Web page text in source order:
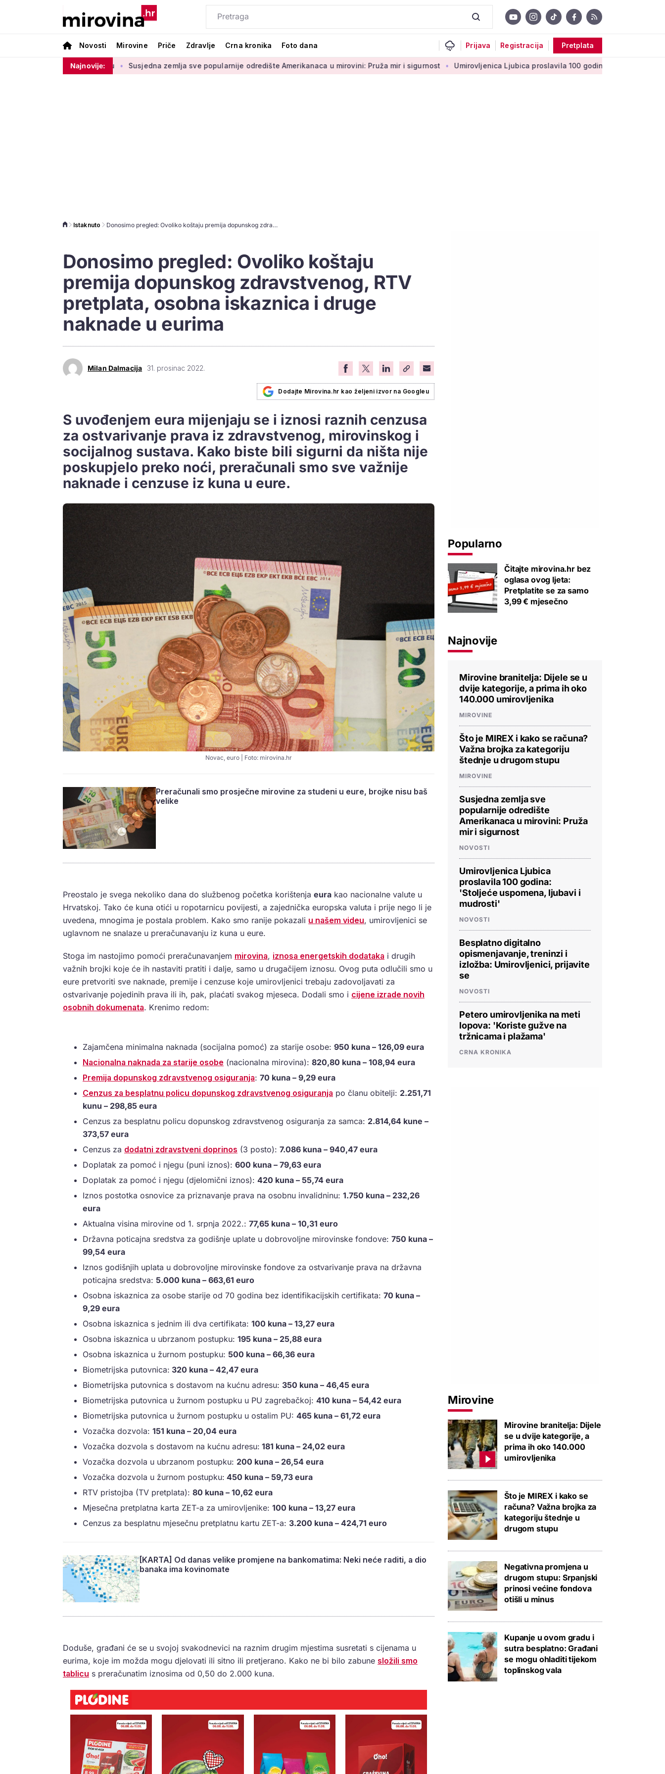
Novosti Mirovine Priče Zdravlje Crna kronika Foto dana Prijava Registracija Pretplata
Najnovije:
Susjedna zemlja sve popularnije odredište Amerikanaca u mirovini: Pruža mir i sigurnost Umirovljenica Ljubica proslavila 100 godina: 'Stoljeće uspomena, ljubavi
Istaknuto Donosimo pregled: Ovoliko koštaju premija dopunskog zdravstvenog, RTV pretplata, osobna iskaznica i druge naknade u eurima
Donosimo pregled: Ovoliko koštaju
premija dopunskog zdravstvenog, RTV
pretplata, osobna iskaznica i druge
naknade u eurima
Milan Dalmacija 31. prosinac 2022.
Dodajte Mirovina.hr kao željeni izvor na Googleu
S uvođenjem eura mijenjaju se i iznosi raznih cenzusa
za ostvarivanje prava iz zdravstvenog, mirovinskog i
socijalnog sustava. Kako biste bili sigurni da ništa nije
poskupjelo preko noći, preračunali smo sve važnije
naknade i cenzuse iz kuna u eure.
Novac, euro | Foto: mirovina.hr
Preračunali smo prosječne mirovine za studeni u eure, brojke nisu baš
velike
Preostalo je svega nekoliko dana do službenog početka korištenja eura kao nacionalne valute u
Hrvatskoj. Tako će kuna otići u ropotarnicu povijesti, a zajednička europska valuta i prije nego li je
uvedena, mnogima je postala problem. Kako smo ranije pokazali u našem videu, umirovljenici se
uglavnom ne snalaze u preračunavanju iz kuna u eure.
Stoga im nastojimo pomoći preračunavanjem mirovina, iznosa energetskih dodataka i drugih
važnih brojki koje će ih nastaviti pratiti i dalje, samo u drugačijem iznosu. Ovog puta odlučili smo u
eure pretvoriti sve naknade, premije i cenzuse koje umirovljenici trebaju zadovoljavati za
ostvarivanje pojedinih prava ili ih, pak, plaćati svakog mjeseca. Dodali smo i cijene izrade novih
osobnih dokumenata. Krenimo redom:
Zajamčena minimalna naknada (socijalna pomoć) za starije osobe: 950 kuna – 126,09 eura
Nacionalna naknada za starije osobe (nacionalna mirovina): 820,80 kuna – 108,94 eura
Premija dopunskog zdravstvenog osiguranja: 70 kuna – 9,29 eura
Cenzus za besplatnu policu dopunskog zdravstvenog osiguranja po članu obitelji: 2.251,71
kunu – 298,85 eura
Cenzus za besplatnu policu dopunskog zdravstvenog osiguranja za samca: 2.814,64 kune –
373,57 eura
Cenzus za dodatni zdravstveni doprinos (3 posto): 7.086 kuna – 940,47 eura
Doplatak za pomoć i njegu (puni iznos): 600 kuna – 79,63 eura
Doplatak za pomoć i njegu (djelomični iznos): 420 kuna – 55,74 eura
Iznos postotka osnovice za priznavanje prava na osobnu invalidninu: 1.750 kuna – 232,26
eura
Aktualna visina mirovine od 1. srpnja 2022.: 77,65 kuna – 10,31 euro
Državna poticajna sredstva za godišnje uplate u dobrovoljne mirovinske fondove: 750 kuna –
99,54 eura
Iznos godišnjih uplata u dobrovoljne mirovinske fondove za ostvarivanje prava na državna
poticajna sredstva: 5.000 kuna – 663,61 euro
Osobna iskaznica za osobe starije od 70 godina bez identifikacijskih certifikata: 70 kuna –
9,29 eura
Osobna iskaznica s jednim ili dva certifikata: 100 kuna – 13,27 eura
Osobna iskaznica u ubrzanom postupku: 195 kuna – 25,88 eura
Osobna iskaznica u žurnom postupku: 500 kuna – 66,36 eura
Biometrijska putovnica: 320 kuna – 42,47 eura
Biometrijska putovnica s dostavom na kućnu adresu: 350 kuna – 46,45 eura
Biometrijska putovnica u žurnom postupku u PU zagrebačkoj: 410 kuna – 54,42 eura
Biometrijska putovnica u žurnom postupku u ostalim PU: 465 kuna – 61,72 eura
Vozačka dozvola: 151 kuna – 20,04 eura
Vozačka dozvola s dostavom na kućnu adresu: 181 kuna – 24,02 eura
Vozačka dozvola u ubrzanom postupku: 200 kuna – 26,54 eura
Vozačka dozvola u žurnom postupku: 450 kuna – 59,73 eura
RTV pristojba (TV pretplata): 80 kuna – 10,62 eura
Mjesečna pretplatna karta ZET-a za umirovljenike: 100 kuna – 13,27 eura
Cenzus za besplatnu mjesečnu pretplatnu kartu ZET-a: 3.200 kuna – 424,71 euro
[KARTA] Od danas velike promjene na bankomatima: Neki neće raditi, a dio
banaka ima kovinomate
Doduše, građani će se u svojoj svakodnevici na raznim drugim mjestima susretati s cijenama u
eurima, koje im možda mogu djelovati ili sitno ili pretjerano. Kako ne bi bilo zabune složili smo
tablicu s preračunatim iznosima od 0,50 do 2.000 kuna.
Popularno
Čitajte mirovina.hr bez
oglasa ovog ljeta:
Pretplatite se za samo
3,99 € mjesečno
Najnovije
Mirovine branitelja: Dijele se u
dvije kategorije, a prima ih oko
140.000 umirovljenika
MIROVINE
Što je MIREX i kako se računa?
Važna brojka za kategoriju
štednje u drugom stupu
MIROVINE
Susjedna zemlja sve
popularnije odredište
Amerikanaca u mirovini: Pruža
mir i sigurnost
NOVOSTI
Umirovljenica Ljubica
proslavila 100 godina:
'Stoljeće uspomena, ljubavi i
mudrosti'
NOVOSTI
Besplatno digitalno
opismenjavanje, treninzi i
izložba: Umirovljenici, prijavite
se
NOVOSTI
Petero umirovljenika na meti
lopova: 'Koriste gužve na
tržnicama i plažama'
CRNA KRONIKA
Mirovine
Mirovine branitelja: Dijele
se u dvije kategorije, a
prima ih oko 140.000
umirovljenika
Što je MIREX i kako se
računa? Važna brojka za
kategoriju štednje u
drugom stupu
Negativna promjena u
drugom stupu: Srpanjski
prinosi većine fondova
otišli u minus
Kupanje u ovom gradu i
sutra besplatno: Građani
se mogu ohladiti tijekom
toplinskog vala